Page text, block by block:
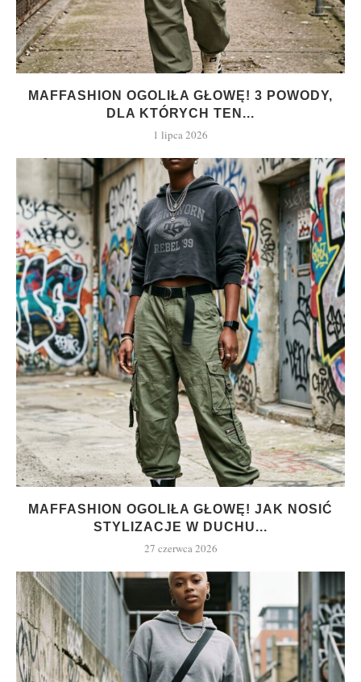
MAFFASHION OGOLIŁA GŁOWĘ! 3 POWODY,
DLA KTÓRYCH TEN...
1 lipca 2026
MAFFASHION OGOLIŁA GŁOWĘ! JAK NOSIĆ
STYLIZACJE W DUCHU...
27 czerwca 2026